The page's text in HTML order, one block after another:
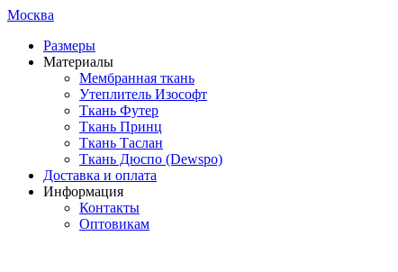
Москва
Размеры
Материалы
Мембранная ткань
Утеплитель Изософт
Ткань Футер
Ткань Принц
Ткань Таслан
Ткань Дюспо (Dewspo)
Доставка и оплата
Информация
Контакты
Оптовикам